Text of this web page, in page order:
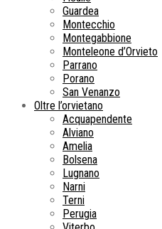
Guardea
Montecchio
Montegabbione
Monteleone d’Orvieto
Parrano
Porano
San Venanzo
Oltre l’orvietano
Acquapendente
Alviano
Amelia
Bolsena
Lugnano
Narni
Terni
Perugia